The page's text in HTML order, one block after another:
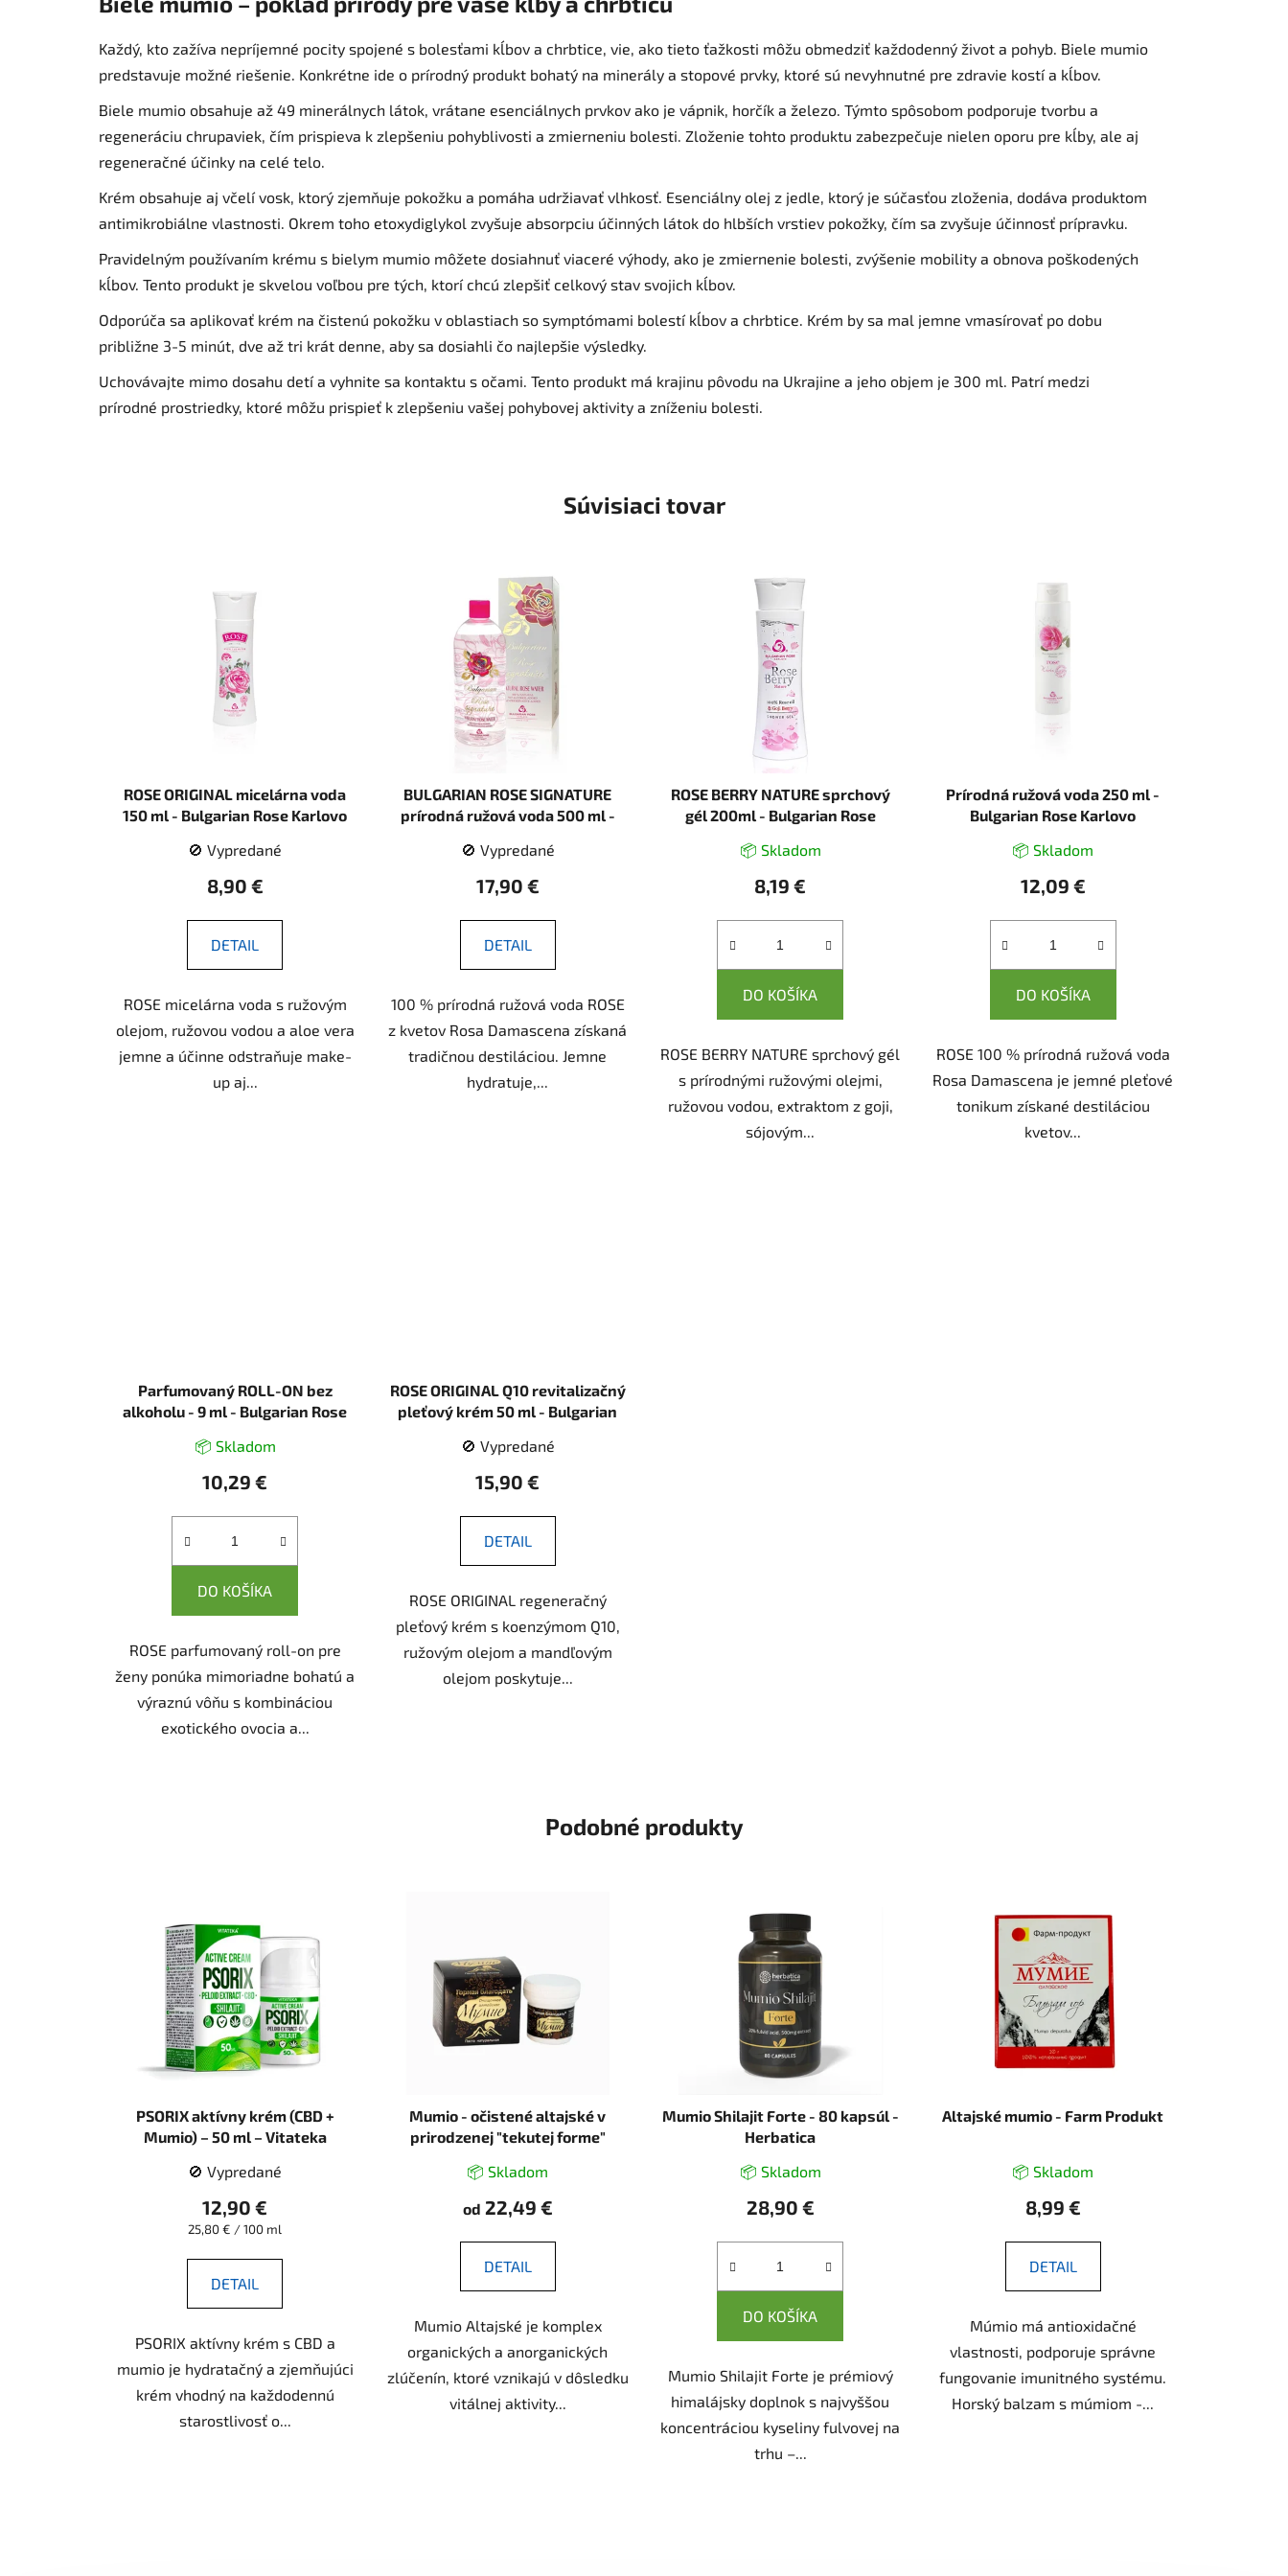
Každý, kto zažíva nepríjemné pocity spojené s bolesťami kĺbov a chrbtice, vie, ako tieto ťažkosti môžu obmedziť každodenný život a pohyb. Biele mumio
predstavuje možné riešenie. Konkrétne ide o prírodný produkt bohatý na minerály a stopové prvky, ktoré sú nevyhnutné pre zdravie kostí a kĺbov.
Biele mumio obsahuje až 49 minerálnych látok, vrátane esenciálnych prvkov ako je vápnik, horčík a železo. Týmto spôsobom podporuje tvorbu a
regeneráciu chrupaviek, čím prispieva k zlepšeniu pohyblivosti a zmierneniu bolesti. Zloženie tohto produktu zabezpečuje nielen oporu pre kĺby, ale aj
regeneračné účinky na celé telo.
Krém obsahuje aj včelí vosk, ktorý zjemňuje pokožku a pomáha udržiavať vlhkosť. Esenciálny olej z jedle, ktorý je súčasťou zloženia, dodáva produktom
antimikrobiálne vlastnosti. Okrem toho etoxydiglykol zvyšuje absorpciu účinných látok do hlbších vrstiev pokožky, čím sa zvyšuje účinnosť prípravku.
Pravidelným používaním krému s bielym mumio môžete dosiahnuť viaceré výhody, ako je zmiernenie bolesti, zvýšenie mobility a obnova poškodených
kĺbov. Tento produkt je skvelou voľbou pre tých, ktorí chcú zlepšiť celkový stav svojich kĺbov.
Odporúča sa aplikovať krém na čistenú pokožku v oblastiach so symptómami bolestí kĺbov a chrbtice. Krém by sa mal jemne vmasírovať po dobu
približne 3-5 minút, dve až tri krát denne, aby sa dosiahli čo najlepšie výsledky.
Uchovávajte mimo dosahu detí a vyhnite sa kontaktu s očami. Tento produkt má krajinu pôvodu na Ukrajine a jeho objem je 300 ml. Patrí medzi
prírodné prostriedky, ktoré môžu prispieť k zlepšeniu vašej pohybovej aktivity a zníženiu bolesti.
Súvisiaci tovar
ROSE ORIGINAL micelárna voda
150 ml - Bulgarian Rose Karlovo
🚫 Vypredané
8,90 €
DETAIL
ROSE micelárna voda s ružovým
olejom, ružovou vodou a aloe vera
jemne a účinne odstraňuje make-
up aj...
BULGARIAN ROSE SIGNATURE
prírodná ružová voda 500 ml -
🚫 Vypredané
17,90 €
DETAIL
100 % prírodná ružová voda ROSE
z kvetov Rosa Damascena získaná
tradičnou destiláciou. Jemne
hydratuje,...
ROSE BERRY NATURE sprchový
gél 200ml - Bulgarian Rose
📦 Skladom
8,19 €
DO KOŠÍKA
ROSE BERRY NATURE sprchový gél
s prírodnými ružovými olejmi,
ružovou vodou, extraktom z goji,
sójovým...
Prírodná ružová voda 250 ml -
Bulgarian Rose Karlovo
📦 Skladom
12,09 €
DO KOŠÍKA
ROSE 100 % prírodná ružová voda
Rosa Damascena je jemné pleťové
tonikum získané destiláciou
kvetov...
Parfumovaný ROLL-ON bez
alkoholu - 9 ml - Bulgarian Rose
📦 Skladom
10,29 €
DO KOŠÍKA
ROSE parfumovaný roll-on pre
ženy ponúka mimoriadne bohatú a
výraznú vôňu s kombináciou
exotického ovocia a...
ROSE ORIGINAL Q10 revitalizačný
pleťový krém 50 ml - Bulgarian
🚫 Vypredané
15,90 €
DETAIL
ROSE ORIGINAL regeneračný
pleťový krém s koenzýmom Q10,
ružovým olejom a mandľovým
olejom poskytuje...
Podobné produkty
PSORIX aktívny krém (CBD +
Mumio) – 50 ml – Vitateka
🚫 Vypredané
12,90 €
Jednotková
25,80 € / 100 ml
DETAIL
PSORIX aktívny krém s CBD a
mumio je hydratačný a zjemňujúci
krém vhodný na každodennú
starostlivosť o...
Mumio - očistené altajské v
prirodzenej "tekutej forme"
📦 Skladom
od 22,49 €
DETAIL
Mumio Altajské je komplex
organických a anorganických
zlúčenín, ktoré vznikajú v dôsledku
vitálnej aktivity...
Mumio Shilajit Forte - 80 kapsúl -
Herbatica
📦 Skladom
28,90 €
DO KOŠÍKA
Mumio Shilajit Forte je prémiový
himalájsky doplnok s najvyššou
koncentráciou kyseliny fulvovej na
trhu –...
Altajské mumio - Farm Produkt
📦 Skladom
8,99 €
DETAIL
Múmio má antioxidačné
vlastnosti, podporuje správne
fungovanie imunitného systému.
Horský balzam s múmiom -...